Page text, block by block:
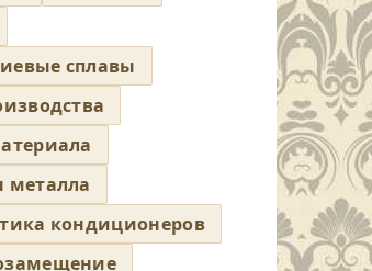
сплавы
металла
кондиционеров